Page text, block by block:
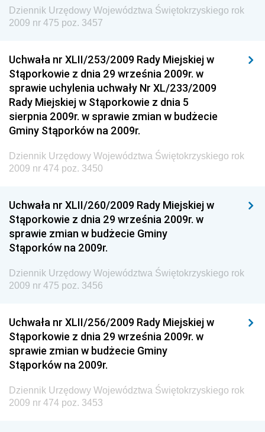
Dziennik Urzędowy Komendy Głównej Straży
Granicznej
Drogowego
Dziennik Urzędowy Narodowego Banku Polskiego
Dziennik Urzędowy Komendy Głównej Policji
Dziennik Urzędowy Ministra Pracy i Polityki
Społecznej
Dziennik Urzędowy Ministra Transportu, Budownictwa
i Gospodarki Morskiej
Dziennik Urzędowy Ministra Spraw Zagranicznych
Dziennik Urzędowy Centralnego Biura
Antykorupcyjnego
Wewnętrznego
Dziennik Urzędowy Urzędu Patentowego
Dziennik Urzędowy Generalnej Dyrekcji Dróg
Krajowych i Autostrad
Dziennik Urzędowy Ministra Środowiska
Dziennik Urzędowy Ministra Edukacji
Dziennik Urzędowy Województwa Świętokrzyskiego rok
2009 nr 475 poz. 3457
Uchwała nr XLII/253/2009 Rady Miejskiej w
Stąporkowie z dnia 29 września 2009r. w
sprawie uchylenia uchwały Nr XL/233/2009
Rady Miejskiej w Stąporkowie z dnia 5
sierpnia 2009r. w sprawie zmian w budżecie
Gminy Stąporków na 2009r.
Dziennik Urzędowy Województwa Świętokrzyskiego rok
2009 nr 474 poz. 3450
Uchwała nr XLII/260/2009 Rady Miejskiej w
Stąporkowie z dnia 29 września 2009r. w
sprawie zmian w budżecie Gminy
Stąporków na 2009r.
Dziennik Urzędowy Województwa Świętokrzyskiego rok
2009 nr 475 poz. 3456
Uchwała nr XLII/256/2009 Rady Miejskiej w
Stąporkowie z dnia 29 września 2009r. w
sprawie zmian w budżecie Gminy
Stąporków na 2009r.
Dziennik Urzędowy Województwa Świętokrzyskiego rok
2009 nr 474 poz. 3453